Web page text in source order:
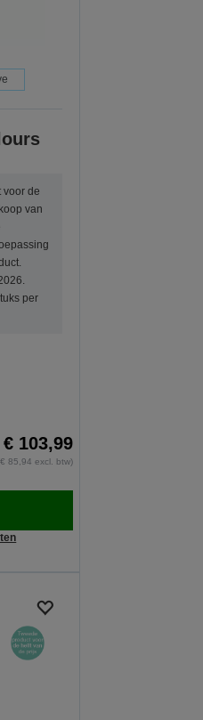
voor de
van
per
€ 103,99
85,94 excl. btw)